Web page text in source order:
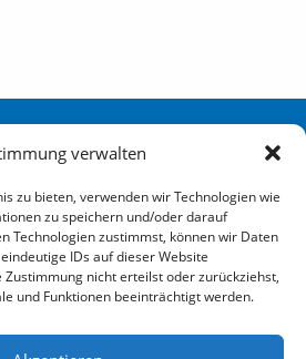
verwalten
zu bieten, verwenden wir Technologien wie
zu speichern und/oder darauf
Technologien zustimmst, können wir Daten
IDs auf dieser Website
nicht erteilst oder zurückziehst,
und Funktionen beeinträchtigt werden.
Hamburg von 1880 e. V.
Hamburg